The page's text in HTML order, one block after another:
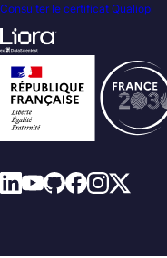
Consulter le certificat Qualiopi